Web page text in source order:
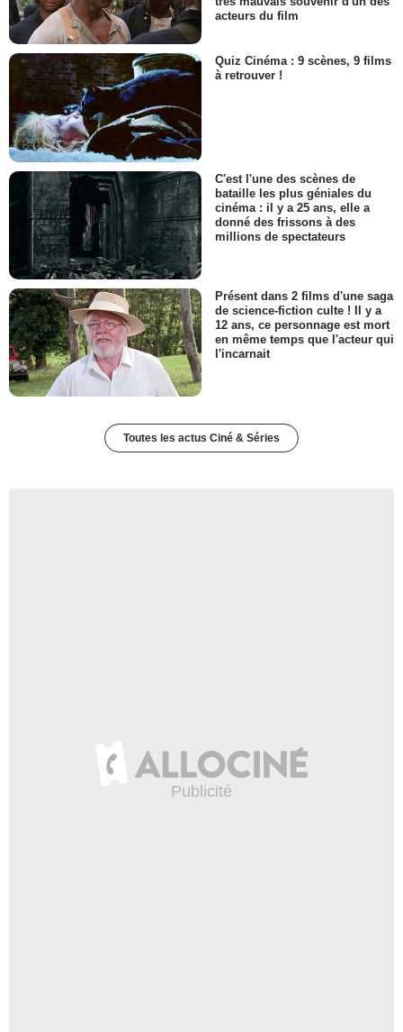
acteurs du film
Quiz Cinéma : 9 scènes, 9 films
à retrouver !
C'est l'une des scènes de
bataille les plus géniales du
cinéma : il y a 25 ans, elle a
donné des frissons à des
millions de spectateurs
Présent dans 2 films d'une saga
de science-fiction culte ! Il y a
12 ans, ce personnage est mort
en même temps que l'acteur qui
l'incarnait
Toutes les actus Ciné & Séries